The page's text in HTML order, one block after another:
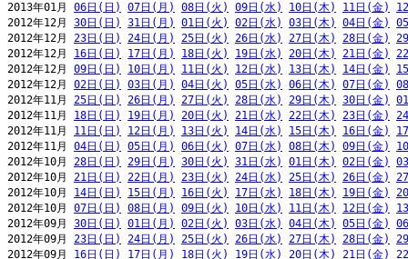
2013年01月 06日(日) 07日(月) 08日(火) 09日(水) 10日(木) 11日(金)
2012年12月 30日(日) 31日(月) 01日(火) 02日(水) 03日(木) 04日(金)
2012年12月 23日(日) 24日(月) 25日(火) 26日(水) 27日(木) 28日(金)
2012年12月 16日(日) 17日(月) 18日(火) 19日(水) 20日(木) 21日(金)
2012年12月 09日(日) 10日(月) 11日(火) 12日(水) 13日(木) 14日(金)
2012年12月 02日(日) 03日(月) 04日(火) 05日(水) 06日(木) 07日(金)
2012年11月 25日(日) 26日(月) 27日(火) 28日(水) 29日(木) 30日(金)
2012年11月 18日(日) 19日(月) 20日(火) 21日(水) 22日(木) 23日(金)
2012年11月 11日(日) 12日(月) 13日(火) 14日(水) 15日(木) 16日(金)
2012年11月 04日(日) 05日(月) 06日(火) 07日(水) 08日(木) 09日(金)
2012年10月 28日(日) 29日(月) 30日(火) 31日(水) 01日(木) 02日(金)
2012年10月 21日(日) 22日(月) 23日(火) 24日(水) 25日(木) 26日(金)
2012年10月 14日(日) 15日(月) 16日(火) 17日(水) 18日(木) 19日(金)
2012年10月 07日(日) 08日(月) 09日(火) 10日(水) 11日(木) 12日(金)
2012年09月 30日(日) 01日(月) 02日(火) 03日(水) 04日(木) 05日(金)
2012年09月 23日(日) 24日(月) 25日(火) 26日(水) 27日(木) 28日(金)
2012年09月 16日(日) 17日(月) 18日(火) 19日(水) 20日(木) 21日(金)